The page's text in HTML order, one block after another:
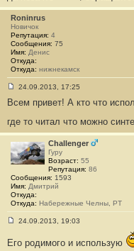
щ
е
н
и
е
#
1
6
2
Roninrus
Новичок
Репутация: 4
Сообщения: 75
Имя: Денис
Откуда:
Откуда: нижнекамск
о
б
щ
е
н
и
е
1
6
3
24.09.2013, 17:25
Всем привет! А кто что
где то читал что можно
Challenger
Гуру
Возраст: 55
Репутация: 86
Сообщения: 1593
Имя: Дмитрий
Откуда:
Откуда: Набережные Челны, РТ
о
24.09.2013, 19:03
Его родимого и использую